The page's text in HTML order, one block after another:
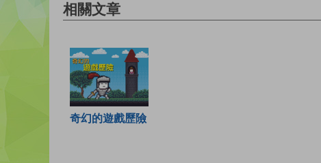
相關文章
奇幻的遊戲歷險